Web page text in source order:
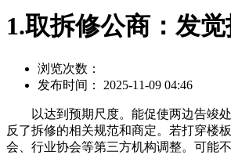
1.取拆修公商：发
浏览次数：
发布时间： 2025-11-09 04:46
以达到预期尺度。能促使两边告竣处
反了拆修的相关规范和商定。若打穿楼
会、行业协会等第三方机构调整。可能